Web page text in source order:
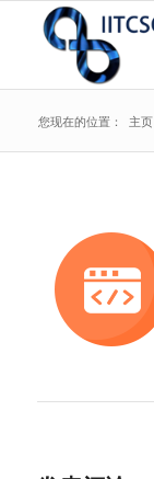
您现在的位置： 主页